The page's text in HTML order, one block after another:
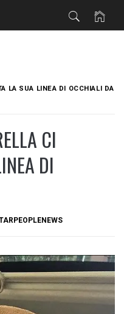
LA SUA LINEA DI OCCHIALI DA
CI
DI